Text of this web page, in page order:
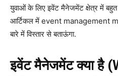
युवाओं के लिए इवेंट मैनेजमेंट क्षेत्र में
आर्टिकल में event management
बारे में विस्तार से बताऊंगा.
इवेंट मैनेजमेंट क्या है